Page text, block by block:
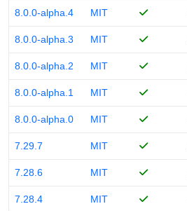
8.0.0-alpha.4 MIT
8.0.0-alpha.3 MIT
8.0.0-alpha.2 MIT
8.0.0-alpha.1 MIT
8.0.0-alpha.0 MIT
7.29.7 MIT
7.28.6 MIT
7.28.4 MIT